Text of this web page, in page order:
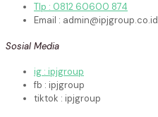
Tlp : 0812 60600 874
Email : admin@ipjgroup.co.id
Sosial Media
ig : ipjgroup
fb : ipjgroup
tiktok : ipjgroup